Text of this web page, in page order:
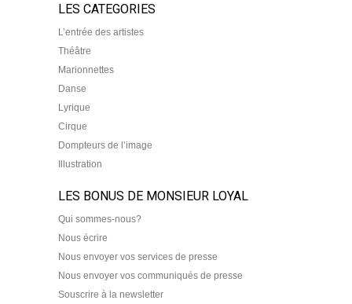
LES CATEGORIES
L’entrée des artistes
Théâtre
Marionnettes
Danse
Lyrique
Cirque
Dompteurs de l’image
Illustration
LES BONUS DE MONSIEUR LOYAL
Qui sommes-nous?
Nous écrire
Nous envoyer vos services de presse
Nous envoyer vos communiqués de presse
Souscrire à la newsletter